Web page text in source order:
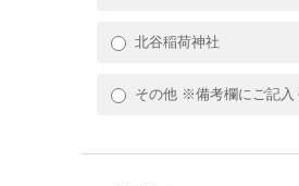
北谷稲荷神社
その他 ※備考欄にご記入